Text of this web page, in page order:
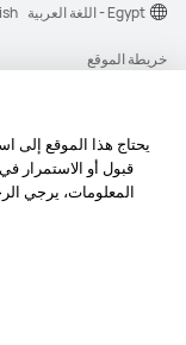
يحتاج هذا الموقع إلى
قبول أو الاستمرار
المعلومات، يرجي
Ltd. All rights reserved.‎
خريطة الموقع
بيان الخصوصية
الكوكيز
Egypt - اللغة العربية